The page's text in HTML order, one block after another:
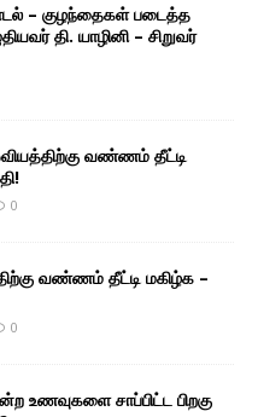
– குழந்தைகள் படைத்த
தி. யாழினி – சிறுவர்
வண்ணம் தீட்டி
0
வண்ணம் தீட்டி மகிழ்க –
0
சாப்பிட்ட பிறகு